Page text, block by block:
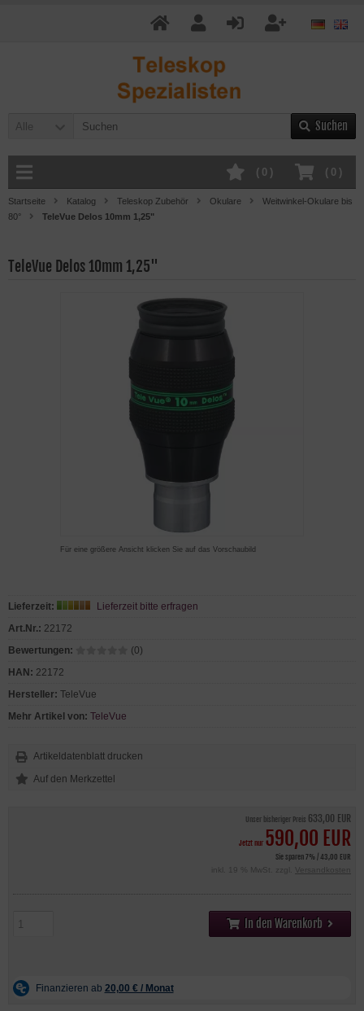
Alle Suchen
( 0 )
( 0 )
Startseite Katalog Teleskop Zubehör Okulare
Weitwinkel-Okulare bis
80°
TeleVue Delos 10mm 1,25"
TeleVue Delos 10mm 1,25"
Für eine größere Ansicht klicken Sie auf das Vorschaubild
Unser bisheriger Preis 633,00 EUR
Jetzt nur 590,00 EUR
Sie sparen 7% / 43,00 EUR
inkl. 19 % MwSt. zzgl.
Versandkosten
In den Warenkorb
Lieferzeit:
Lieferzeit bitte erfragen
Art.Nr.: 22172
Bewertungen:
(0)
HAN: 22172
Hersteller: TeleVue
Mehr Artikel von: TeleVue
Artikeldatenblatt drucken